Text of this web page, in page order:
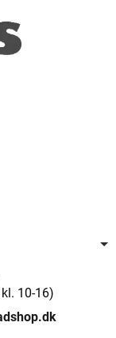
10-16)